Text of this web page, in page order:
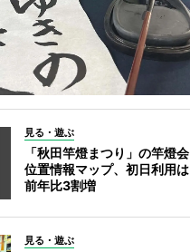
見る・遊ぶ
「秋田竿燈まつり」の竿燈会
位置情報マップ、初日利用は
前年比3割増
見る・遊ぶ